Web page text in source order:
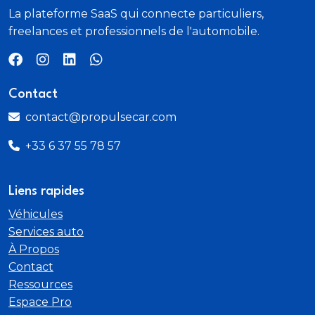
Poignees de portes couleur carrosserie
Porte laterale coulissante droite de chargement
Porte laterale coulissante gauche vitree
Portes laterales coulissantes droite et gauche
d'acces aux places AR
gants
Protection laterale de lŽespace de chargement
La plateforme SaaS qui connecte particuliers,
freelances et professionnels de l'automobile.
Contact
contact@propulsecar.com
+33 6 37 55 78 57
Liens rapides
Véhicules
Services auto
À Propos
Contact
Ressources
Espace Pro